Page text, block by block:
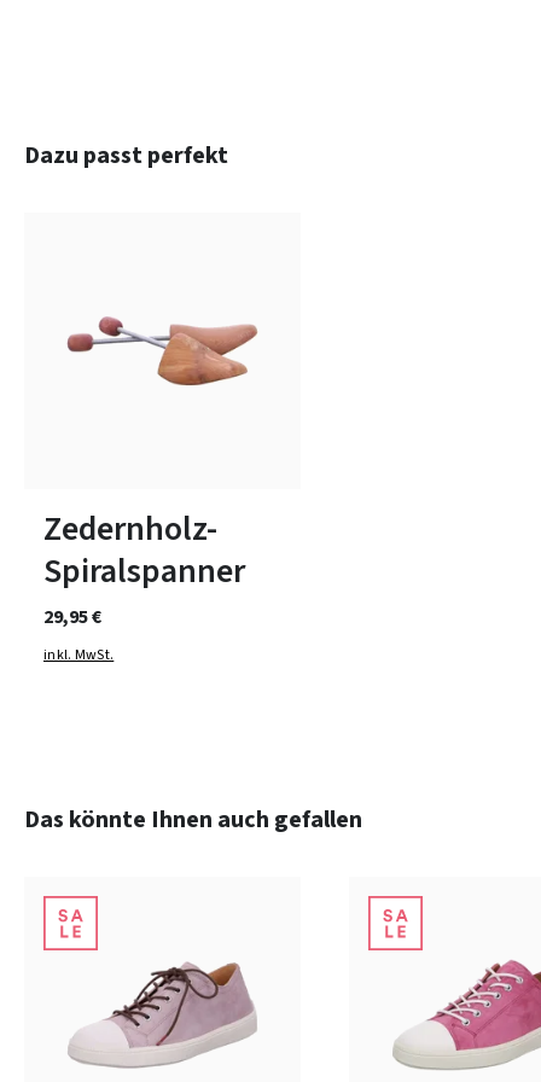
Produktgalerie überspringen
Dazu passt perfekt
Zedernholz-
Spiralspanner
29,95 €
inkl. MwSt.
Produktgalerie überspringen
Das könnte Ihnen auch gefallen